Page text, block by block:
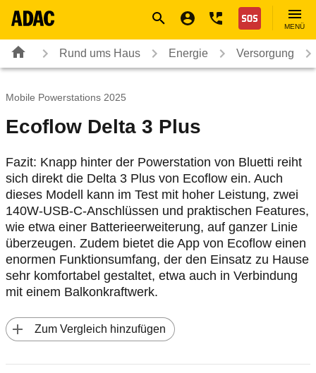
Nothilfe
MENÜ
Rund ums Haus Energie Versorgung
Mobile Powerstations 2025
Ecoflow Delta 3 Plus
Zum Vergleich hinzufügen
Fazit: Knapp hinter der Powerstation von Bluetti reiht
sich direkt die Delta 3 Plus von Ecoflow ein. Auch
dieses Modell kann im Test mit hoher Leistung, zwei
140W-USB-C-Anschlüssen und praktischen Features,
wie etwa einer Batterieerweiterung, auf ganzer Linie
überzeugen. Zudem bietet die App von Ecoflow einen
enormen Funktionsumfang, der den Einsatz zu Hause
sehr komfortabel gestaltet, etwa auch in Verbindung
mit einem Balkonkraftwerk.